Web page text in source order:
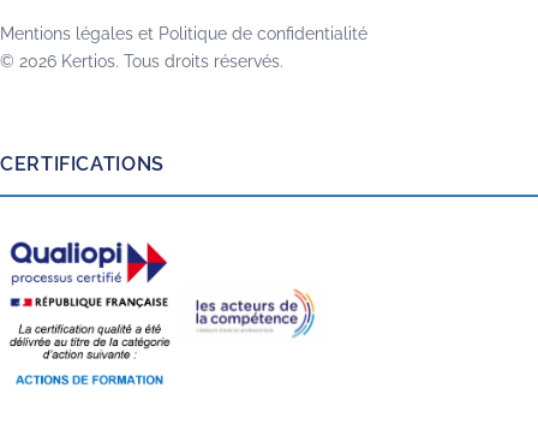
Mentions légales et Politique de confidentialité
© 2026 Kertios. Tous droits réservés.
CERTIFICATIONS